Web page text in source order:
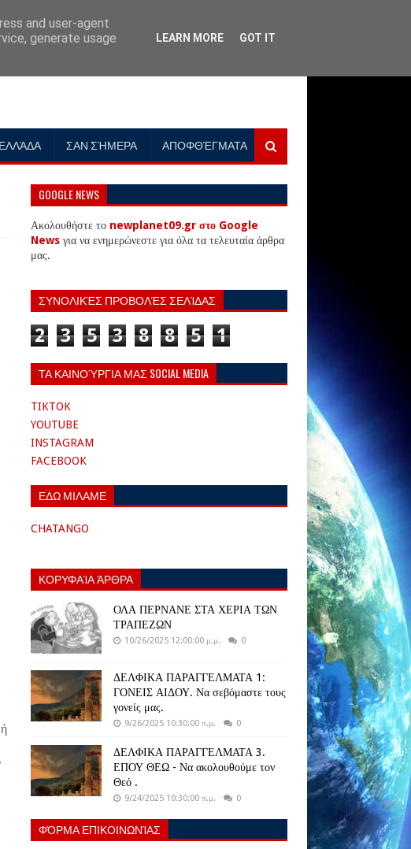
ΣΑΝ ΣΉΜΕΡΑ ΑΠΟΦΘΈΓΜΑΤΑ
GOOGLE NEWS
Ακολουθήστε το newplanet09.gr στο Google
News για να ενημερώνεστε για όλα τα τελευταία άρθρα
μας.
ΣΥΝΟΛΙΚΈΣ ΠΡΟΒΟΛΈΣ ΣΕΛΊΔΑΣ
2 3 5 3 8 8 5 1
ΤΑ ΚΑΙΝΟΎΡΓΙΑ ΜΑΣ SOCIAL MEDIA
TIKTOK
YOUTUBE
INSTAGRAM
FACEBOOK
ΕΔΩ ΜΙΛΑΜΕ
CHATANGO
ΚΟΡΥΦΑΊΑ ΆΡΘΡΑ
ΟΛΑ ΠΕΡΝΑΝΕ ΣΤΑ ΧΕΡΙΑ ΤΩΝ
ΤΡΑΠΕΖΩΝ
10/26/2025 12:00:00 μ.μ. 0
ΔΕΛΦΙΚΑ ΠΑΡΑΓΓΕΛΜΑΤΑ 1:
ΓΟΝΕΙΣ ΑΙΔΟΥ. Να σεβόμαστε τους
γονείς μας.
9/26/2025 10:30:00 π.μ. 0
ΔΕΛΦΙΚΑ ΠΑΡΑΓΓΕΛΜΑΤΑ 3.
ΕΠΟΥ ΘΕΩ - Να ακολουθούμε τον
Θεό .
9/24/2025 10:30:00 π.μ. 0
ΦΌΡΜΑ ΕΠΙΚΟΙΝΩΝΊΑΣ
and user-agent
generate usage
LEARN MORE GOT IT